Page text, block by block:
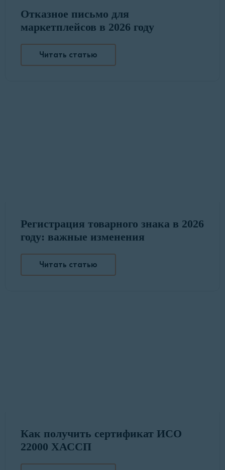
Отказное письмо для
маркетплейсов в 2026 году
Читать статью
Регистрация товарного знака в 2026
году: важные изменения
Читать статью
Как получить сертификат ИСО
22000 ХАССП